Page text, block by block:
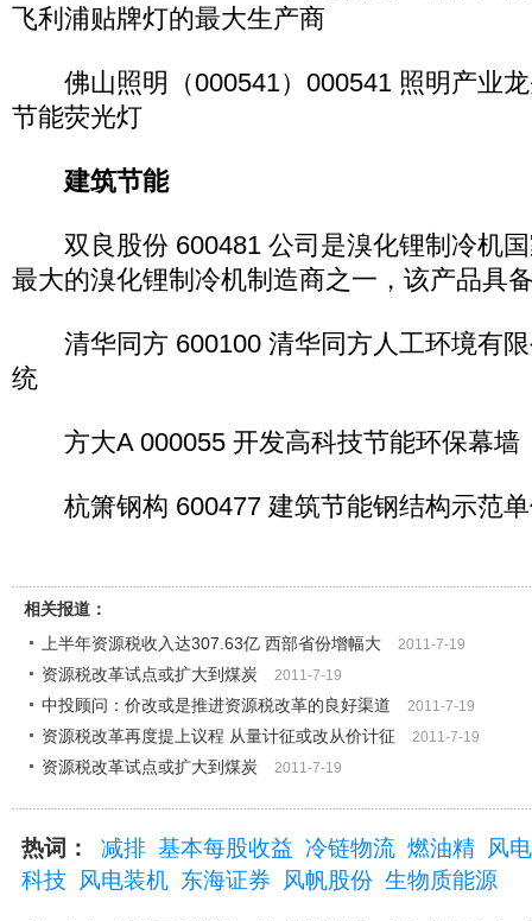
飞利浦贴牌灯的最大生产商
佛山照明（000541）000541 照明产业龙
节能荧光灯
建筑节能
双良股份 600481 公司是溴化锂制冷机国
最大的溴化锂制冷机制造商之一，该产品具
清华同方 600100 清华同方人工环境有限
统
方大A 000055 开发高科技节能环保幕墙
杭箫钢构 600477 建筑节能钢结构示范
相关报道：
上半年资源税收入达307.63亿 西部省份增幅大
2011-7-19
资源税改革试点或扩大到煤炭 2011-7-19
中投顾问：价改或是推进资源税改革的良好渠道 2011-7-19
资源税改革再度提上议程 从量计征或改从价计征 2011-7-19
资源税改革试点或扩大到煤炭 2011-7-19
热词： 减排 基本每股收益 冷链物流 燃油精 风
科技
风电装机 东海证券 风帆股份 生物质能源